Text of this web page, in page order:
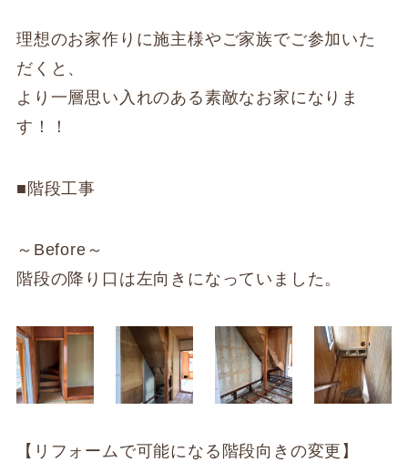
理想のお家作りに施主様やご家族でご参加いた
だくと、
より一層思い入れのある素敵なお家になりま
す！！
■階段工事
～Before～
階段の降り口は左向きになっていました。
【リフォームで可能になる階段向きの変更】